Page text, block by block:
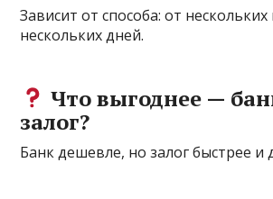
Зависит от способа: от
нескольких дней.
Что выгоднее —
залог?
Банк дешевле, но залог быстрее и